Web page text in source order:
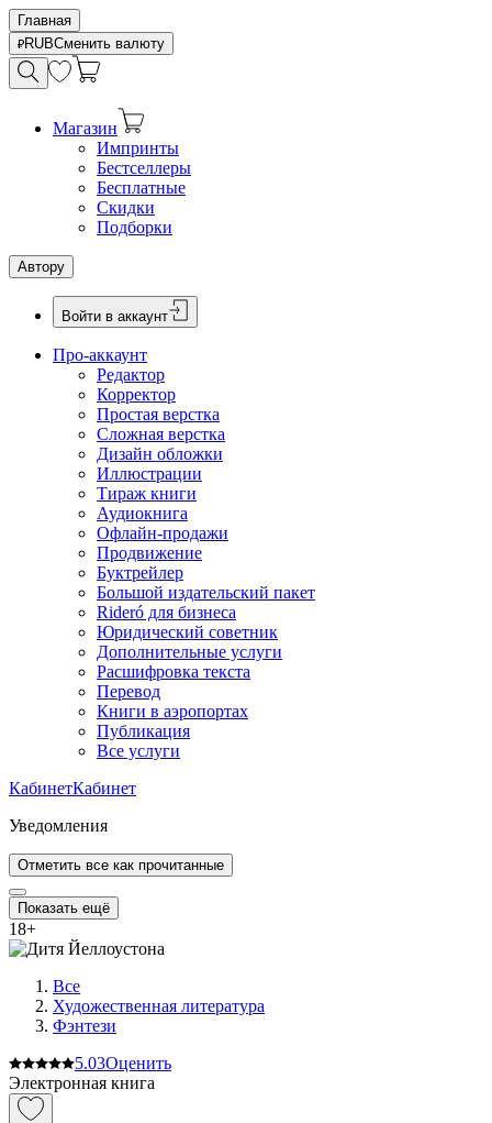
Главная
RUBСменить валюту
Магазин
Импринты
Бестселлеры
Бесплатные
Скидки
Подборки
Автору
Войти в аккаунт
Про-аккаунт
Редактор
Корректор
Простая верстка
Сложная верстка
Дизайн обложки
Иллюстрации
Тираж книги
Аудиокнига
Офлайн-продажи
Продвижение
Буктрейлер
Большой издательский пакет
Rideró для бизнеса
Юридический советник
Дополнительные услуги
Расшифровка текста
Перевод
Книги в аэропортах
Публикация
Все услуги
КабинетКабинет
Уведомления
Отметить все как прочитанные
Показать ещё
18+
Все
Художественная литература
Фэнтези
5.03Оценить
Электронная книга